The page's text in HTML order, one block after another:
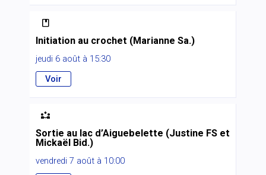

Initiation au crochet (Marianne Sa.)
jeudi 6 août à 15:30
Voir

Sortie au lac d’Aiguebelette (Justine FS et
Mickaël Bid.)
vendredi 7 août à 10:00